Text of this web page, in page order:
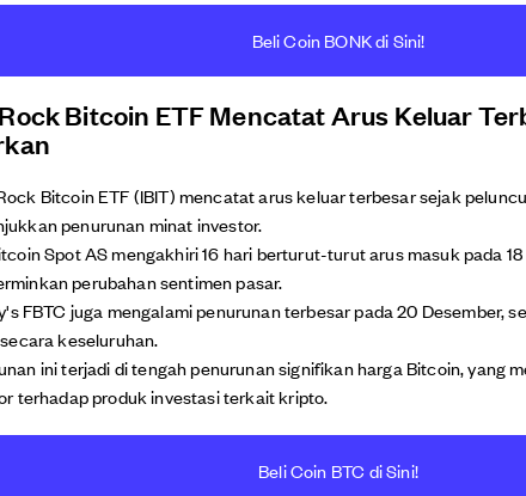
Beli Coin BONK di Sini!
Bitcoin ETF Mencatat Arus Keluar
Bitcoin ETF (IBIT) mencatat arus keluar terbesar sejak
penurunan minat investor.
Spot AS mengakhiri 16 hari berturut-turut arus masuk pada
perubahan sentimen pasar.
FBTC juga mengalami penurunan terbesar pada 20 Desember,
keseluruhan.
ini terjadi di tengah penurunan signifikan harga Bitcoin, yang
terhadap produk investasi terkait kripto.
Beli Coin BTC di Sini!